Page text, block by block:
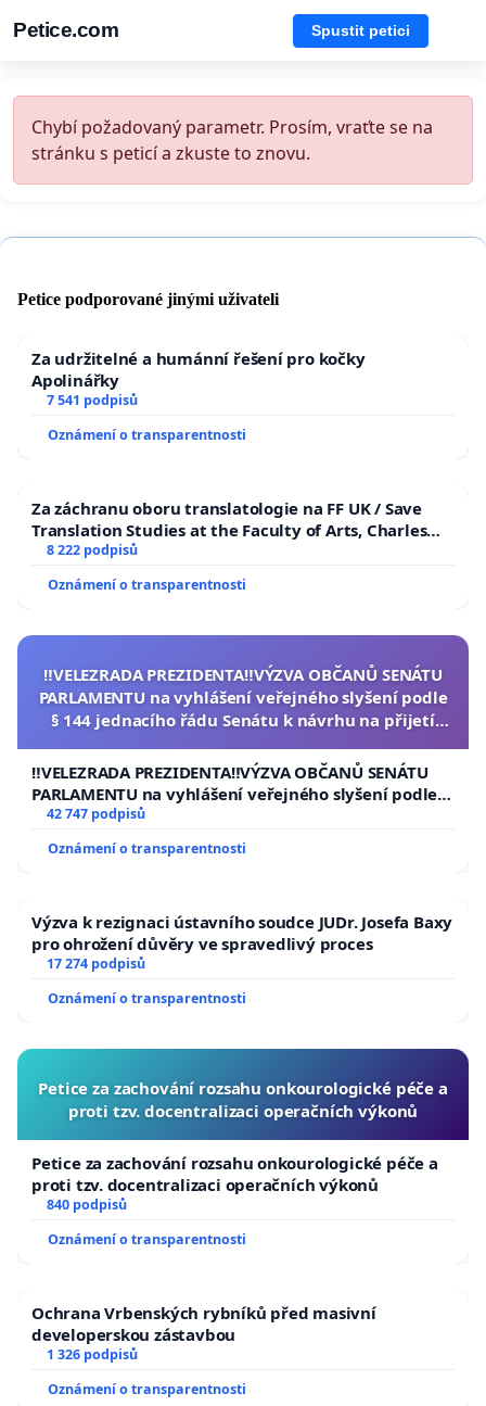
Petice.com Spustit petici
Chybí požadovaný parametr. Prosím, vraťte se na
stránku s peticí a zkuste to znovu.
Petice podporované jinými uživateli
Za udržitelné a humánní řešení pro kočky
Apolinářky
7 541 podpisů
Oznámení o transparentnosti
Za záchranu oboru translatologie na FF UK / Save
Translation Studies at the Faculty of Arts, Charles
University
8 222 podpisů
Oznámení o transparentnosti
‼️VELEZRADA PREZIDENTA‼️VÝZVA OBČANŮ SENÁTU
PARLAMENTU na vyhlášení veřejného slyšení podle
§ 144 jednacího řádu Senátu k návrhu na přijetí
republiky
‼️VELEZRADA PREZIDENTA‼️VÝZVA OBČANŮ SENÁTU
PARLAMENTU na vyhlášení veřejného slyšení podle §
144 jednacího řádu Senátu k návrhu na přijetí
usnesení k podání ústavní žaloby na prezidenta
republiky
42 747 podpisů
Oznámení o transparentnosti
Výzva k rezignaci ústavního soudce JUDr. Josefa Baxy
pro ohrožení důvěry ve spravedlivý proces
17 274 podpisů
Oznámení o transparentnosti
Petice za zachování rozsahu onkourologické péče a
proti tzv. docentralizaci operačních výkonů
Petice za zachování rozsahu onkourologické péče a
proti tzv. docentralizaci operačních výkonů
840 podpisů
Oznámení o transparentnosti
Ochrana Vrbenských rybníků před masivní
developerskou zástavbou
1 326 podpisů
Oznámení o transparentnosti